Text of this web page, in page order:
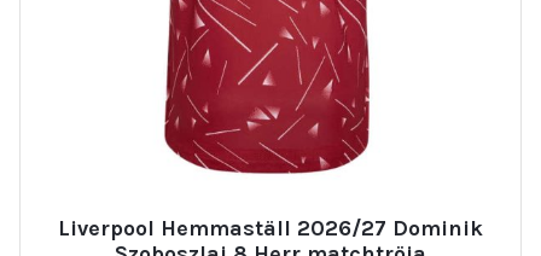
Liverpool Hemmaställ 2026/27 Dominik